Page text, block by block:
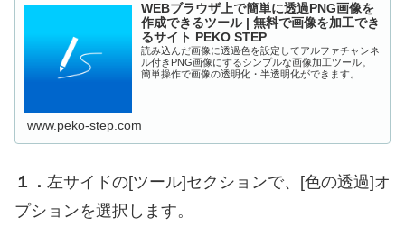
WEBブラウザ上で簡単に透過PNG画像を
作成できるツール | 無料で画像を加工でき
るサイト PEKO STEP
読み込んだ画像に透過色を設定してアルファチャンネ
ル付きPNG画像にするシンプルな画像加工ツール。
簡単操作で画像の透明化・半透明化ができます。
www.peko-step.com
１． 左サイドの[ツール]セクションで、[色の透過]オ
プションを選択します。